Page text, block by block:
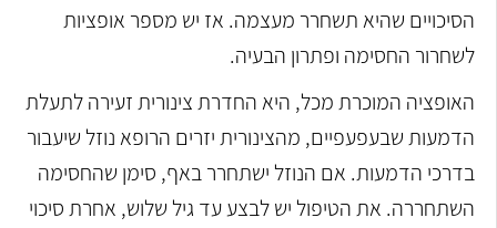
הסיכויים שהיא תשחרר מעצמה. אז יש מספר אופציות
לשחרור החסימה ופתרון הבעיה.
האופציה המוכרת מכל, היא החדרת צינורית זעירה לתעלת
הדמעות שבעפעפיים, מהצינורית יזרים הרופא נוזל שיעבור
בדרכי הדמעות. אם הנוזל ישתחרר באף, סימן שהחסימה
השתחררה. את הטיפול יש לבצע עד גיל שלוש, אחרת סיכוי